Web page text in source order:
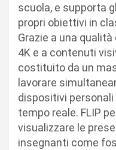
scuola, e supporta
propri obiettivi in
Grazie a una
4K e a contenuti
costituito da un
lavorare
dispositivi
tempo reale. FLIP
visualizzare le
insegnanti come